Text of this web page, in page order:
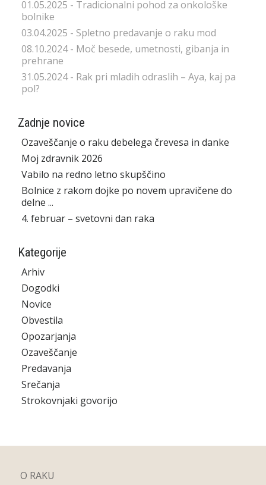
01.05.2025 - Tradicionalni pohod za onkološke
bolnike
03.04.2025 - Spletno predavanje o raku mod
08.10.2024 - Moč besede, umetnosti, gibanja in
prehrane
31.05.2024 - Rak pri mladih odraslih – Aya, kaj pa
pol?
Zadnje novice
Ozaveščanje o raku debelega črevesa in danke
Moj zdravnik 2026
Vabilo na redno letno skupščino
Bolnice z rakom dojke po novem upravičene do
delne ...
4. februar – svetovni dan raka
Kategorije
Arhiv
Dogodki
Novice
Obvestila
Opozarjanja
Ozaveščanje
Predavanja
Srečanja
Strokovnjaki govorijo
O RAKU